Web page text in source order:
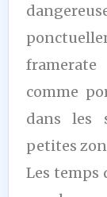
comme
dans les
petites
Les temps